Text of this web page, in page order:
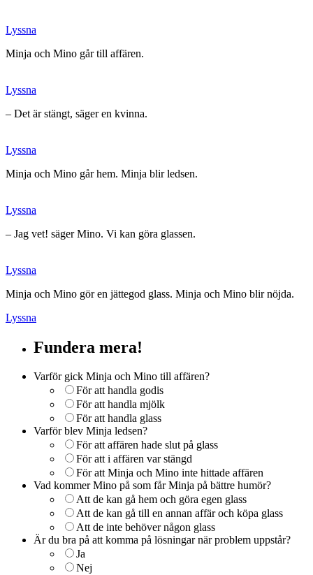
Lyssna
Minja och Mino går till affären.
Lyssna
– Det är stängt, säger en kvinna.
Lyssna
Minja och Mino går hem. Minja blir ledsen.
Lyssna
– Jag vet! säger Mino. Vi kan göra glassen.
Lyssna
Minja och Mino gör en jättegod glass. Minja och Mino blir nöjda.
Lyssna
Fundera mera!
Varför gick Minja och Mino till affären?
För att handla godis
För att handla mjölk
För att handla glass
Varför blev Minja ledsen?
För att affären hade slut på glass
För att i affären var stängd
För att Minja och Mino inte hittade affären
Vad kommer Mino på som får Minja på bättre humör?
Att de kan gå hem och göra egen glass
Att de kan gå till en annan affär och köpa glass
Att de inte behöver någon glass
Är du bra på att komma på lösningar när problem uppstår?
Ja
Nej